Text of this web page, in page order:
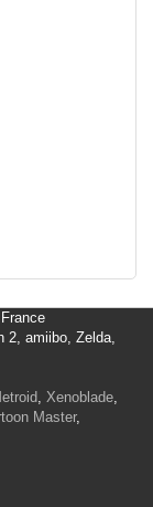
2, amiibo, Zelda,
, Xenoblade,
Master,